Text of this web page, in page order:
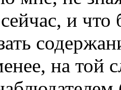
и
на той